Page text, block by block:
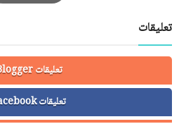
Print
تعليقات
تعليقات Blogger
تعليقات Facebook